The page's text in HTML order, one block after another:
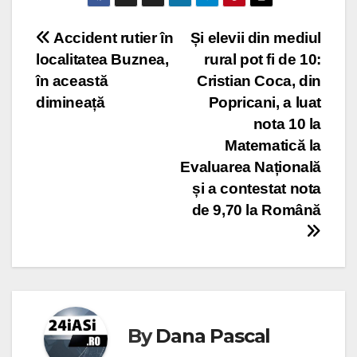
Post
navigation
Și elevii din mediul
rural pot fi de 10:
Cristian Coca, din
Popricani, a luat
nota 10 la
Matematică la
Evaluarea Națională
și a contestat nota
de 9,70 la Română
Accident rutier în
localitatea Buznea,
în această
dimineață
ByDana Pascal